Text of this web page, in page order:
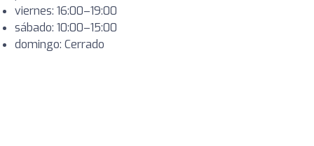
viernes: 16:00–19:00
sábado: 10:00–15:00
domingo: Cerrado